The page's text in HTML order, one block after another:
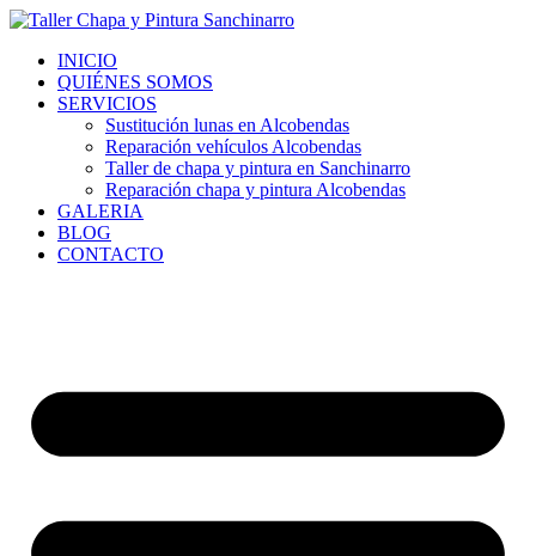
Ir
contenidoINICIO
QUIÉNES SOMOS
SERVICIOS
Sustitución lunas en Alcobendas
Reparación vehículos Alcobendas
Taller de chapa y pintura en Sanchinarro
Reparación chapa y pintura Alcobendas
GALERIA
BLOG
CONTACTO